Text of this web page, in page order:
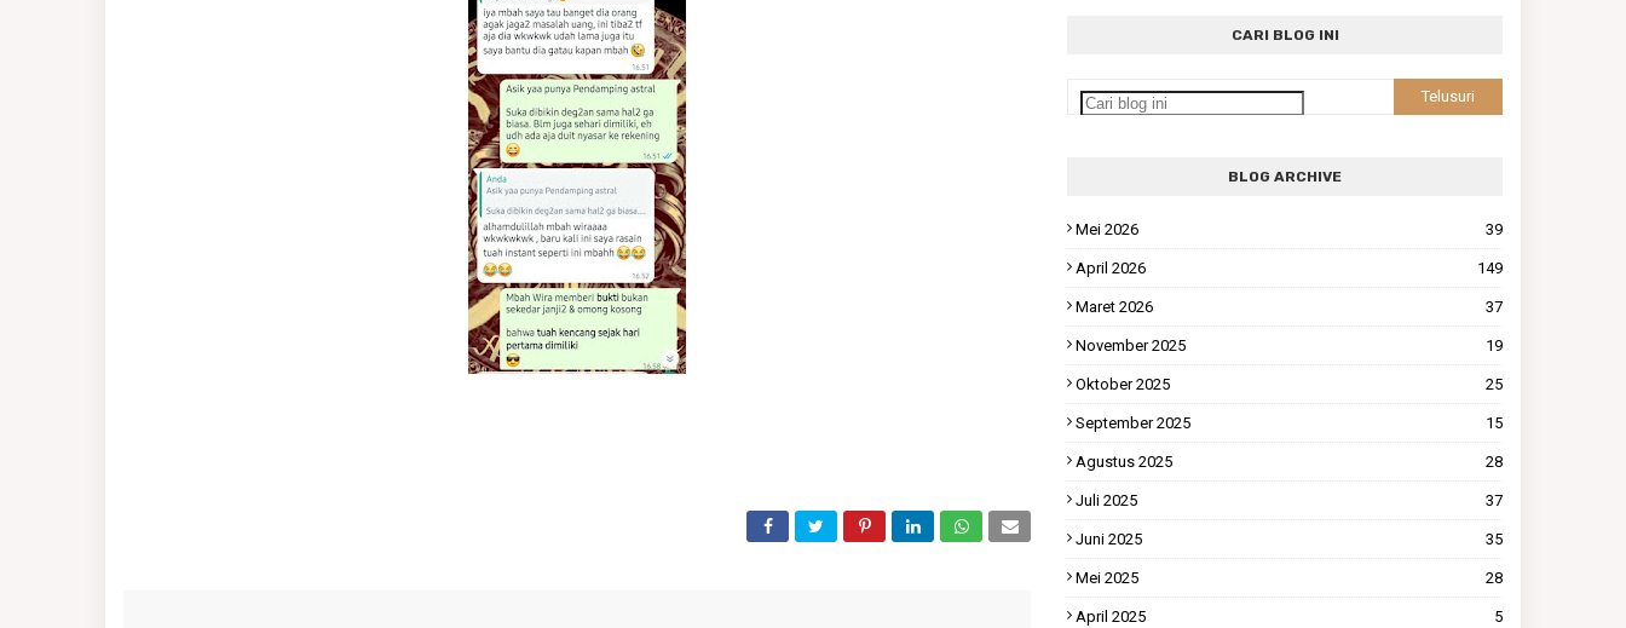
CARI BLOG INI
BLOG ARCHIVE
Mei 2026 39
April 2026 149
Maret 2026 37
November 2025 19
Oktober 2025 25
September 2025 15
Agustus 2025 28
Juli 2025 37
Juni 2025 35
Mei 2025 28
April 2025 5